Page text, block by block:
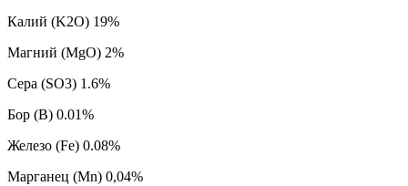
Калий (K2O) 19%
Магний (MgO) 2%
Сера (SO3) 1.6%
Бор (B) 0.01%
Железо (Fe) 0.08%
Марганец (Mn) 0,04%